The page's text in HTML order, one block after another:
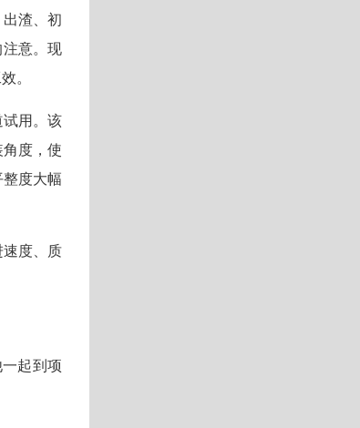
渣、初
意。现
。
用。该
度，使
度大幅
度、质
起到项